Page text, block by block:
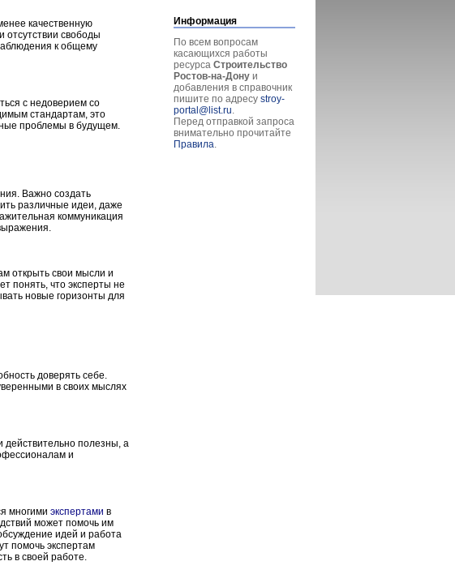
качественную
свободы
к общему
с недоверием со
стандартам, это
проблемы в будущем.
Важно создать
различные идеи, даже
коммуникация
открыть свои мысли и
понять, что эксперты не
новые горизонты для
доверять себе.
в своих мыслях
действительно полезны, а
и
многими экспертами в
может помочь им
идей и работа
помочь экспертам
в своей работе.
Информация
По всем вопросам
касающихся работы
ресурса Строительство
Ростов-на-Дону и
добавления в справочник
пишите по адресу stroy-
portal@list.ru.
Перед отправкой запроса
внимательно прочитайте
Правила.